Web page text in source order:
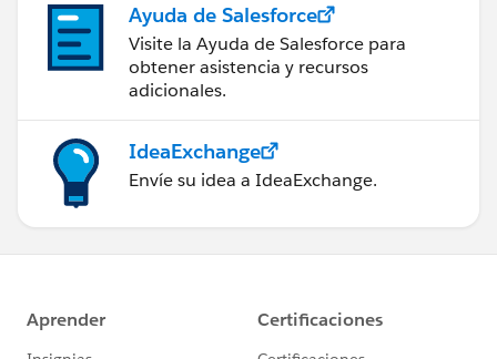
Ayuda de Salesforce
Visite la Ayuda de Salesforce para
obtener asistencia y recursos
adicionales.
IdeaExchange
Envíe su idea a IdeaExchange.